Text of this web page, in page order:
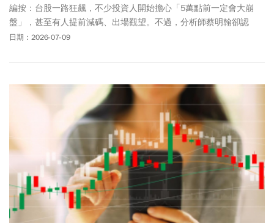
編按：台股一路狂飆，不少投資人開始擔心「5萬點前一定會大崩
盤」，甚至有人提前減碼、出場觀望。不過，分析師蔡明翰卻認
為，現在真正該怕的不是大盤，而是買錯股票。他直言，友達
日期：2026-07-09